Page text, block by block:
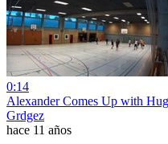
0:14
Alexander Comes Up with
Grdgez
hace 11 años